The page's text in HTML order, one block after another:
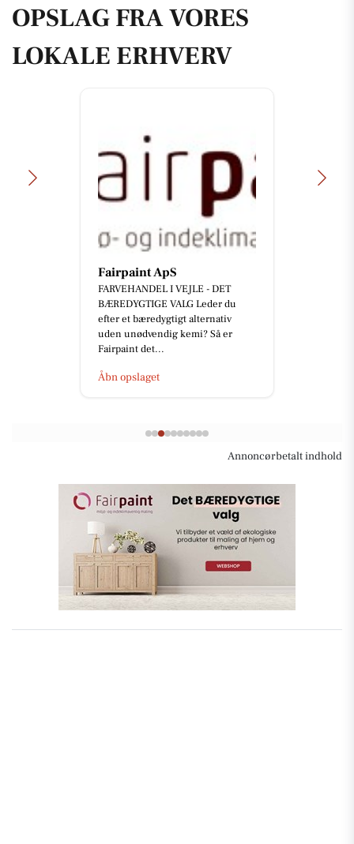
OPSLAG FRA VORES
LOKALE ERHVERV
Fairpaint ApS
FARVEHANDEL I VEJLE - DET
BÆREDYGTIGE VALG Leder du
efter et bæredygtigt alternativ
uden unødvendig kemi? Så er
Fairpaint det...
Åbn opslaget
Annoncørbetalt indhold